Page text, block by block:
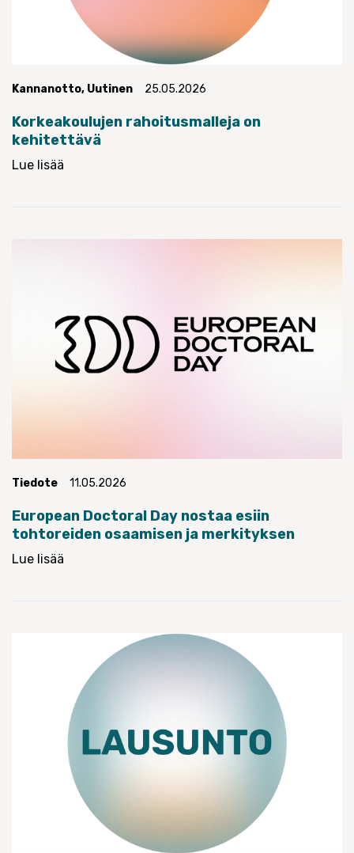
Kannanotto, Uutinen 25.05.2026
Korkeakoulujen rahoitusmalleja on
kehitettävä
Lue lisää
Tiedote 11.05.2026
European Doctoral Day nostaa esiin
tohtoreiden osaamisen ja merkityksen
Lue lisää